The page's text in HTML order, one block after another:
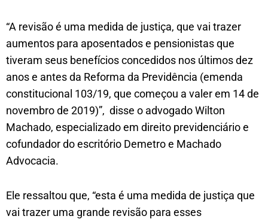
“A revisão é uma medida de justiça, que vai trazer
aumentos para aposentados e pensionistas que
tiveram seus benefícios concedidos nos últimos dez
anos e antes da Reforma da Previdência (emenda
constitucional 103/19, que começou a valer em 14 de
novembro de 2019)”, disse o advogado Wilton
Machado, especializado em direito previdenciário e
cofundador do escritório Demetro e Machado
Advocacia.
Ele ressaltou que, “esta é uma medida de justiça que
vai trazer uma grande revisão para esses